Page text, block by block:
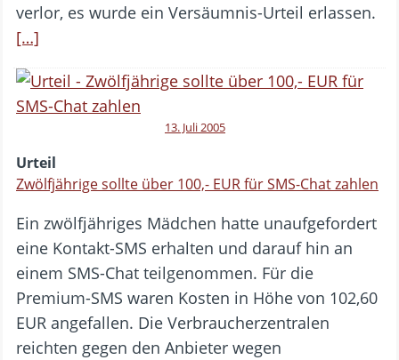
verlor, es wurde ein Versäumnis-Urteil erlassen.
[…]
13. Juli 2005
Urteil
Zwölfjährige sollte über 100,- EUR für SMS-Chat zahlen
Ein zwölfjähriges Mädchen hatte unaufgefordert
eine Kontakt-SMS erhalten und darauf hin an
einem SMS-Chat teilgenommen. Für die
Premium-SMS waren Kosten in Höhe von 102,60
EUR angefallen. Die Verbraucherzentralen
reichten gegen den Anbieter wegen